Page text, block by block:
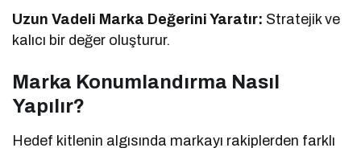
Uzun Vadeli Marka Değerini Yaratır: Stratejik ve
kalıcı bir değer oluşturur.
Marka Konumlandırma Nasıl
Yapılır?
Hedef kitlenin algısında markayı rakiplerden farklı